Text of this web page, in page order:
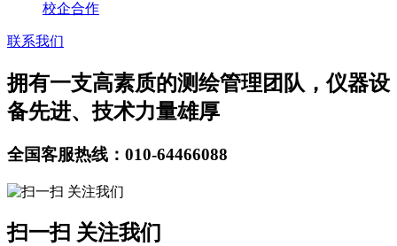
校企合作
联系我们
拥有一支高素质的测绘管理团队，仪器设
备先进、技术力量雄厚
全国客服热线：010-64466088
扫一扫 关注我们